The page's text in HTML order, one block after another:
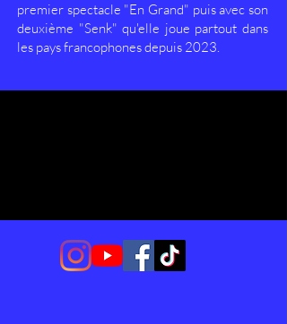
premier spectacle "En Grand" puis avec son
deuxième "Senk" qu'elle joue partout dans
les pays francophones depuis 2023.